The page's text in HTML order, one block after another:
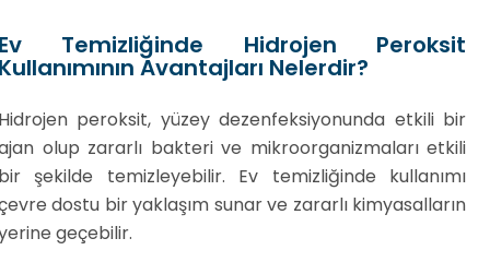
Temizliğinde Hidrojen Peroksit
Avantajları Nelerdir?
peroksit, yüzey dezenfeksiyonunda etkili bir
olup zararlı bakteri ve mikroorganizmaları etkili
şekilde temizleyebilir. Ev temizliğinde kullanımı
dostu bir yaklaşım sunar ve zararlı kimyasalların
geçebilir.